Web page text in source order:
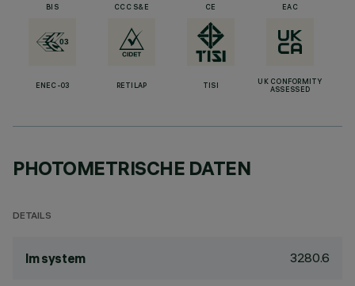
BIS CCC S&E CE EAC
ENEC-03 RETILAP TISI
UK CONFORMITY
ASSESSED
PHOTOMETRISCHE DATEN
DETAILS
lm system 3280.6